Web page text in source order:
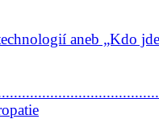
aneb „Kdo jde